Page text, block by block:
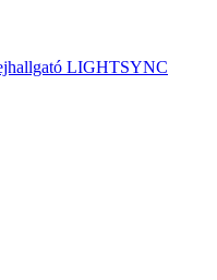
LIGHTSYNC